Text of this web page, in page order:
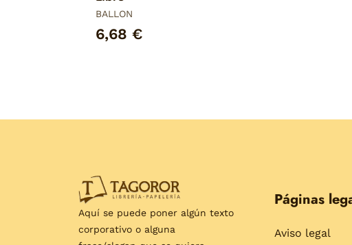
BALLON
6,68 €
Aquí se puede poner algún texto
corporativo o alguna
Páginas
Aviso legal